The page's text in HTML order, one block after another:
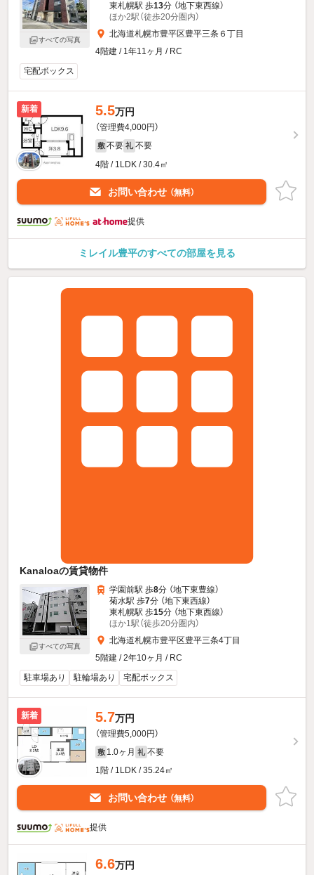
すべての写真
東札幌駅 歩13分 （地下東西線）
ほか2駅（徒歩20分圏内）
北海道札幌市豊平区豊平三条６丁目
4階建 / 1年11ヶ月 / RC
宅配ボックス
新着 5.5万円
（管理費4,000円）
敷 不要 礼 不要
4階 / 1LDK / 30.4㎡
お問い合わせ （無料）
提供
ミレイル豊平のすべての部屋を見る
Kanaloaの賃貸物件
すべての写真
学園前駅 歩8分 （地下東豊線）
菊水駅 歩7分 （地下東西線）
東札幌駅 歩15分 （地下東西線）
ほか1駅（徒歩20分圏内）
北海道札幌市豊平区豊平三条4丁目
5階建 / 2年10ヶ月 / RC
駐車場あり
駐輪場あり 宅配ボックス
新着 5.7万円
（管理費5,000円）
敷 1.0ヶ月 礼 不要
1階 / 1LDK / 35.24㎡
お問い合わせ （無料）
提供
6.6万円